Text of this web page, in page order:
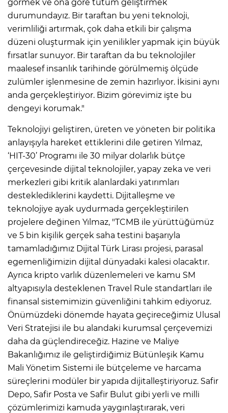
görmek ve ona göre tutum geliştirmek
durumundayız. Bir taraftan bu yeni teknoloji,
verimliliği artırmak, çok daha etkili bir çalışma
düzeni oluşturmak için yenilikler yapmak için büyük
fırsatlar sunuyor. Bir taraftan da bu teknolojiler
maalesef insanlık tarihinde görülmemiş ölçüde
zulümler işlenmesine de zemin hazırlıyor. İkisini aynı
anda gerçekleştiriyor. Bizim görevimiz işte bu
dengeyi korumak."
Teknolojiyi geliştiren, üreten ve yöneten bir politika
anlayışıyla hareket ettiklerini dile getiren Yılmaz,
‘HIT-30’ Programı ile 30 milyar dolarlık bütçe
çerçevesinde dijital teknolojiler, yapay zeka ve veri
merkezleri gibi kritik alanlardaki yatırımları
desteklediklerini kaydetti. Dijitalleşme ve
teknolojiye ayak uydurmada gerçekleştirilen
projelere değinen Yılmaz, "TCMB ile yürüttüğümüz
ve 5 bin kişilik gerçek saha testini başarıyla
tamamladığımız Dijital Türk Lirası projesi, parasal
egemenliğimizin dijital dünyadaki kalesi olacaktır.
Ayrıca kripto varlık düzenlemeleri ve kamu SM
altyapısıyla desteklenen Travel Rule standartları ile
finansal sistemimizin güvenliğini tahkim ediyoruz.
Önümüzdeki dönemde hayata geçireceğimiz Ulusal
Veri Stratejisi ile bu alandaki kurumsal çerçevemizi
daha da güçlendireceğiz. Hazine ve Maliye
Bakanlığımız ile geliştirdiğimiz Bütünleşik Kamu
Mali Yönetim Sistemi ile bütçeleme ve harcama
süreçlerini modüler bir yapıda dijitalleştiriyoruz. Safir
Depo, Safir Posta ve Safir Bulut gibi yerli ve milli
çözümlerimizi kamuda yaygınlaştırarak, veri